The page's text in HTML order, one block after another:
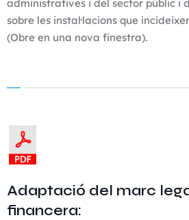
administratives i del sector públic i
sobre les instal·lacions que
(Obre en una nova finestra).
Adaptació del marc
financera: